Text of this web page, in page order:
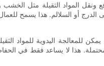
ونقل المواد الثقيلة مثل
أو السلالم. هذا يسمح للعمال
للمعالجة اليدوية للمواد
هذا لا يساعد فقط في